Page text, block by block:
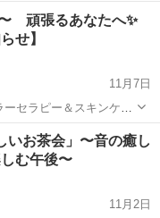
頑張るあなたへ✨
せ】
11月7日
ら
分、価格も
カラーセラピー
いお茶会」〜音の癒し
む午後〜
11月2日